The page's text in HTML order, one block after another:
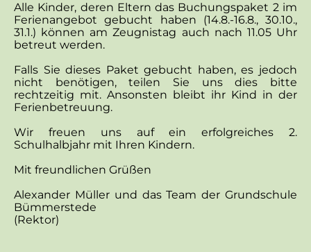
Alle Kinder, deren Eltern das Buchungspaket 2 im
Ferienangebot gebucht haben (14.8.-16.8., 30.10.,
31.1.) können am Zeugnistag auch nach 11.05 Uhr
betreut werden.
Falls Sie dieses Paket gebucht haben, es jedoch
nicht benötigen, teilen Sie uns dies bitte
rechtzeitig mit. Ansonsten bleibt ihr Kind in der
Ferienbetreuung.
Wir freuen uns auf ein erfolgreiches 2.
Schulhalbjahr mit Ihren Kindern.
Mit freundlichen Grüßen
Alexander Müller und das Team der Grundschule
Bümmerstede
(Rektor)